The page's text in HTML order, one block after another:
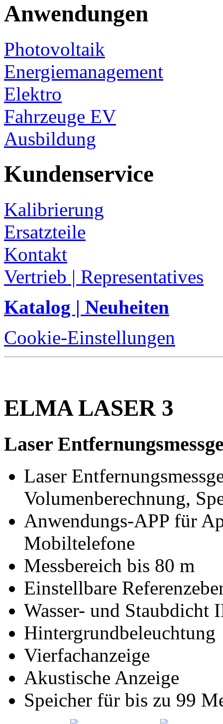
Anwendungen
Photovoltaik
Energiemanagement
Elektro
Fahrzeuge EV
Ausbildung
Kundenservice
Kalibrierung
Ersatzteile
Kontakt
Vertrieb | Representatives
Katalog | Neuheiten
Cookie-Einstellungen
ELMA LASER 3
Laser
Laser
Volumenberechnung,
Anwendungs-APP für
Mobiltelefone
Messbereich bis 80 m
Einstellbare
Wasser- und Staubdicht
Hintergrundbeleuchtung
Vierfachanzeige
Akustische Anzeige
Speicher für bis zu 99